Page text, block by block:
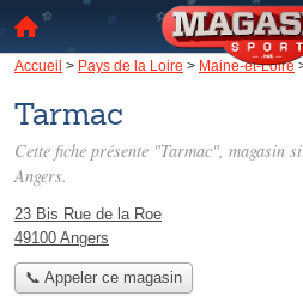
Accueil > Pays de la Loire > Maine-et-Loire
Tarmac
Cette fiche présente "Tarmac", magasin
Angers.
23 Bis Rue de la Roe
49100 Angers
📞 Appeler ce magasin